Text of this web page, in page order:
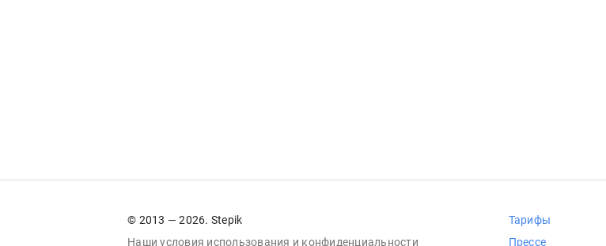
© 2013 — 2026. Stepik
Наши условия использования и конфиденциальности
Тарифы
Прессе